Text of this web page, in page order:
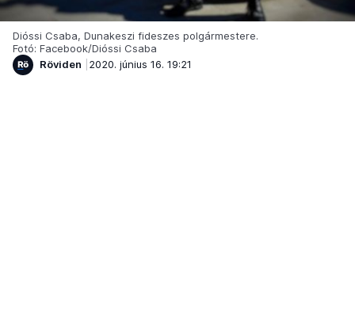
Dióssi Csaba, Dunakeszi fideszes polgármestere.
Fotó: Facebook/Dióssi Csaba
Röviden
2020. június 16. 19:21